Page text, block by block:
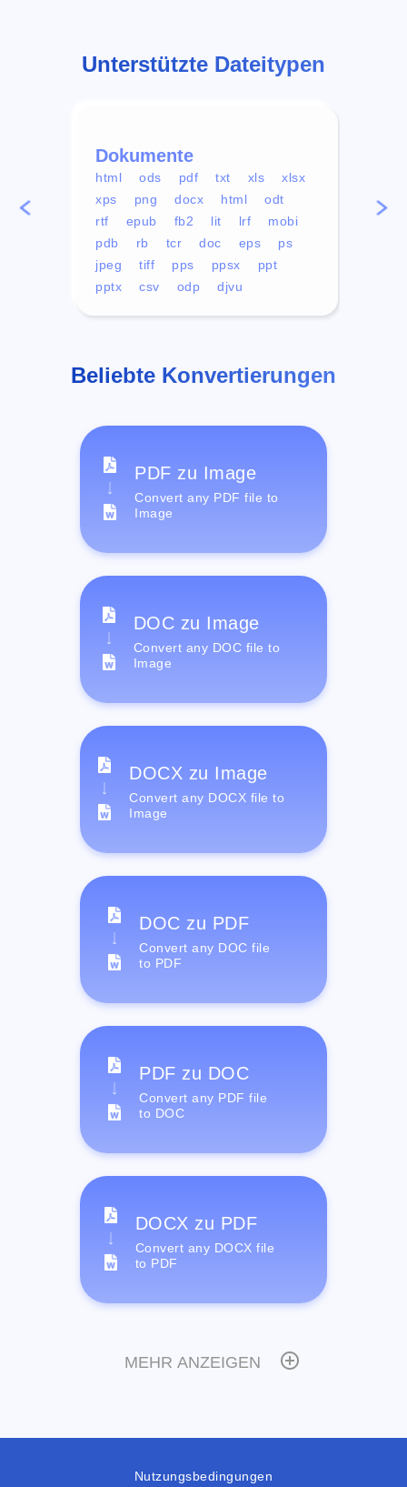
Unterstützte Dateitypen
Dokumente
html ods pdf txt xls
xlsx
xps
png docx html
odt
rtf
epub fb2 lit lrf
mobi
pdb
rb tcr doc eps
ps
jpeg
tiff pps ppsx
ppt
pptx
csv odp djvu
mp4
Beliebte Konvertierungen
PDF zu Image
Convert any PDF file to
Image
DOC zu Image
Convert any DOC file to
Image
DOCX zu Image
Convert any DOCX file to
Image
DOC zu PDF
Convert any DOC file
to PDF
PDF zu DOC
Convert any PDF file
to DOC
DOCX zu PDF
Convert any DOCX file
to PDF
MEHR ANZEIGEN
Nutzungsbedingungen